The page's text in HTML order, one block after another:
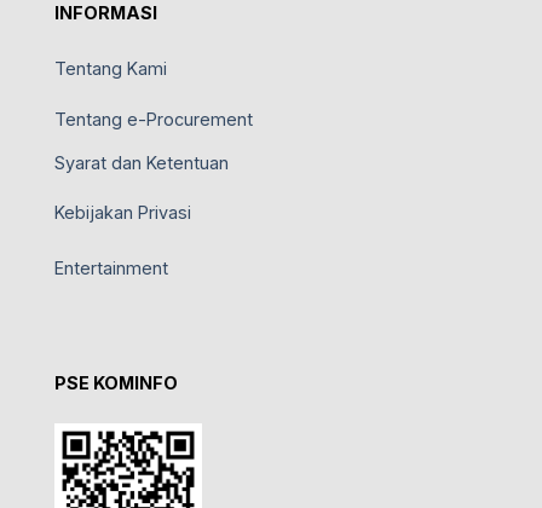
INFORMASI
Tentang Kami
Tentang e-Procurement
Syarat dan Ketentuan
Kebijakan Privasi
Entertainment
PSE KOMINFO